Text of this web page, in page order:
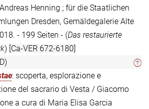
Henning ; für die Staatlichen
Dresden, Gemäldegalerie Alte
- 199 Seiten - (Das restaurierte
) [Ca-VER 672-6180]
: scoperta, esplorazione e
del sacrario di Vesta / Giacomo
a cura di Maria Elisa Garcia